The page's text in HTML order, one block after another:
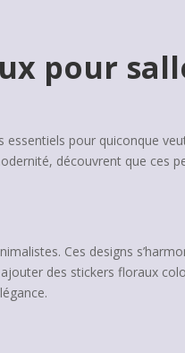
pour
pour quiconque
découvrent que ces
Ces designs
des stickers floraux